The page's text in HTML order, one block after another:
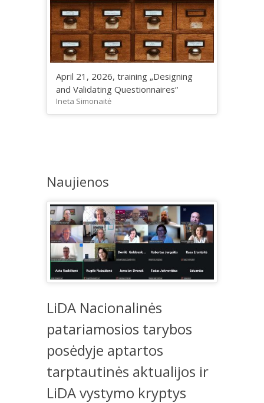
April 21, 2026, training „Designing
and Validating Questionnaires“
Ineta Simonaitė
Naujienos
LiDA Nacionalinės
patariamosios tarybos
posėdyje aptartos
tarptautinės aktualijos ir
LiDA vystymo kryptys